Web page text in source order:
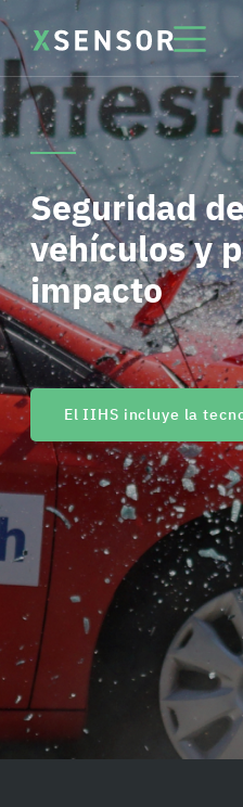
Seguridad
vehículos y
impacto
El IIHS incluye la